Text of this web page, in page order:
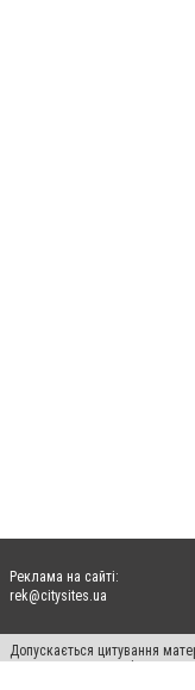
Реклама на сайті:
rek@citysites.ua
Допускається цитування
пошукових систем